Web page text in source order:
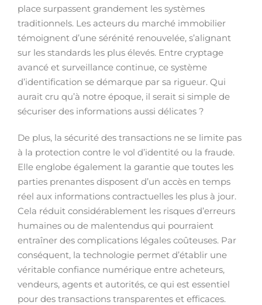
place surpassent grandement les systèmes
traditionnels. Les acteurs du marché immobilier
témoignent d’une sérénité renouvelée, s’alignant
sur les standards les plus élevés. Entre cryptage
avancé et surveillance continue, ce système
d’identification se démarque par sa rigueur. Qui
aurait cru qu’à notre époque, il serait si simple de
sécuriser des informations aussi délicates ?
De plus, la sécurité des transactions ne se limite pas
à la protection contre le vol d’identité ou la fraude.
Elle englobe également la garantie que toutes les
parties prenantes disposent d’un accès en temps
réel aux informations contractuelles les plus à jour.
Cela réduit considérablement les risques d’erreurs
humaines ou de malentendus qui pourraient
entraîner des complications légales coûteuses. Par
conséquent, la technologie permet d’établir une
véritable confiance numérique entre acheteurs,
vendeurs, agents et autorités, ce qui est essentiel
pour des transactions transparentes et efficaces.